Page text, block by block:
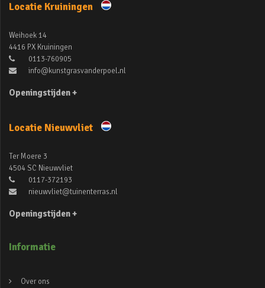
Locatie Kruiningen
Weihoek 14
4416 PX Kruiningen
0113-760905
info@kunstgrasvanderpoel.nl
Openingstijden +
Locatie Nieuwvliet
Ter Moere 3
4504 SC Nieuwvliet
0117-372193
nieuwvliet@tuinenterras.nl
Openingstijden +
Informatie
Over ons